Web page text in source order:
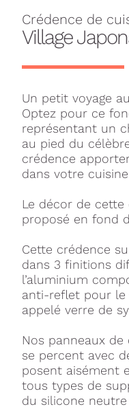
Crédence de
Village
Un petit voyage
Optez pour ce
représentant un
au pied du
crédence
dans votre
Le décor de
proposé en fond
Cette crédence
dans 3 finitions
l’aluminium
anti-reflet pour le
appelé verre de
Nos panneaux
se percent avec
posent aisément
tous types de
du silicone